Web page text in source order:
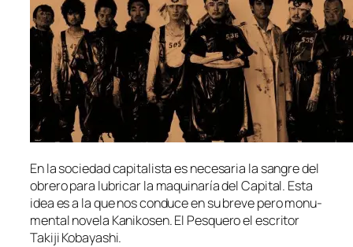
En la so­cie­dad ca­pi­ta­lis­ta es ne­ce­sa­ria la san­gre del
obre­ro pa­ra lu­bri­car la ma­qui­na­ría del Capital. Esta
idea es a la que nos con­du­ce en su bre­ve pe­ro mo­nu­
men­tal no­ve­la Kanikosen. El Pesquero el es­cri­tor
Takiji Kobayashi.